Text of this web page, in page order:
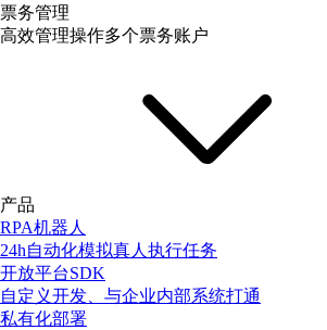
票务管理
高效管理操作多个票务账户
产品
RPA机器人
24h自动化模拟真人执行任务
开放平台SDK
自定义开发、与企业内部系统打通
私有化部署